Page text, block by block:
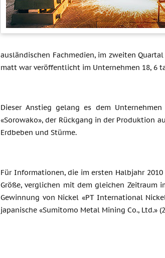
ausländischen Fachmedien, im zweiten
matt war veröffentlicht im Unternehmen 18, 6
Dieser Anstieg gelang es dem
«Sorowako», der Rückgang in der Produktion
Erdbeben und Stürme.
Für Informationen, die im ersten Halbjahr
Größe, verglichen mit dem gleichen Zeitraum
Gewinnung von Nickel «PT International
japanische «Sumitomo Metal Mining Co., Ltd.»